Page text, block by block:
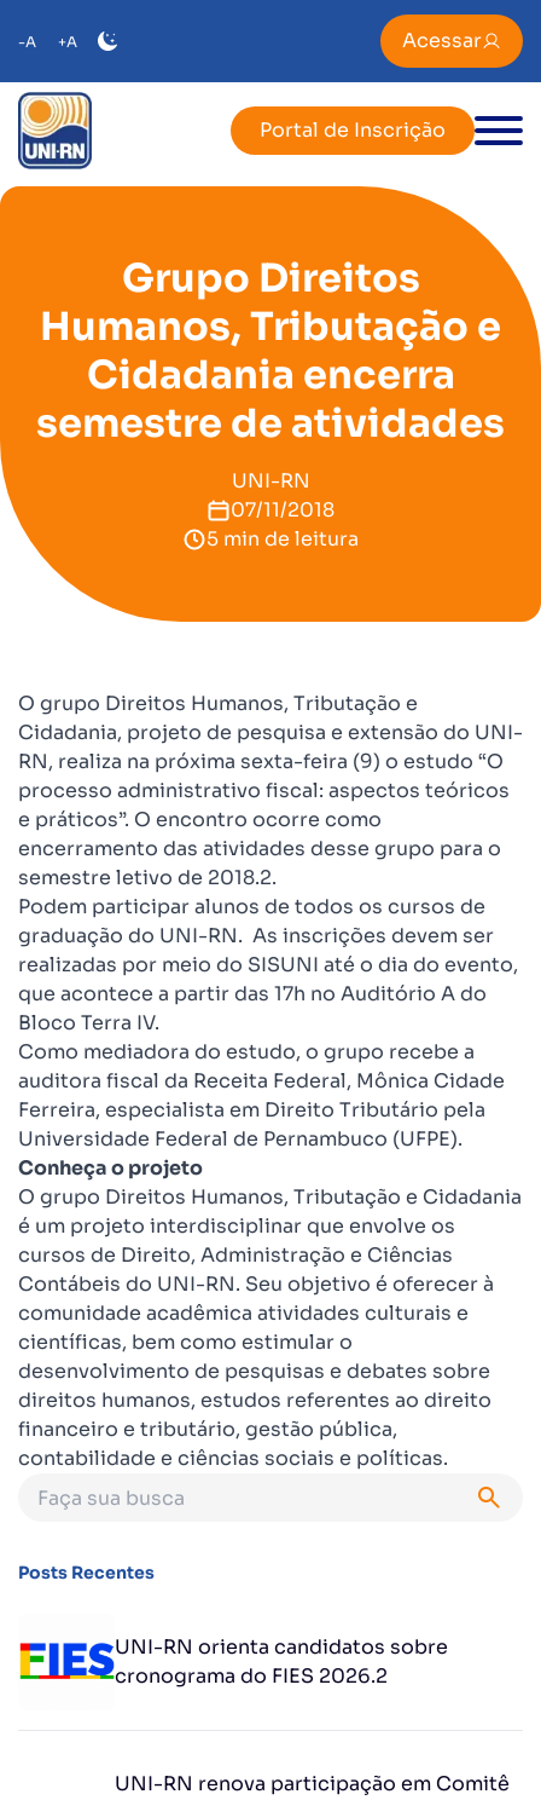
-A +A Acessar
Portal de Inscrição
Grupo Direitos
Humanos, Tributação e
Cidadania encerra
semestre de atividades
UNI-RN
07/11/2018
5 min de leitura
O grupo Direitos Humanos, Tributação e
Cidadania, projeto de pesquisa e extensão do UNI-
RN, realiza na próxima sexta-feira (9) o estudo “O
processo administrativo fiscal: aspectos teóricos
e práticos”. O encontro ocorre como
encerramento das atividades desse grupo para o
semestre letivo de 2018.2.
Podem participar alunos de todos os cursos de
graduação do UNI-RN. As inscrições devem ser
realizadas por meio do SISUNI até o dia do evento,
que acontece a partir das 17h no Auditório A do
Bloco Terra IV.
Como mediadora do estudo, o grupo recebe a
auditora fiscal da Receita Federal, Mônica Cidade
Ferreira, especialista em Direito Tributário pela
Universidade Federal de Pernambuco (UFPE).
Conheça o projeto
O grupo Direitos Humanos, Tributação e Cidadania
é um projeto interdisciplinar que envolve os
cursos de Direito, Administração e Ciências
Contábeis do UNI-RN. Seu objetivo é oferecer à
comunidade acadêmica atividades culturais e
científicas, bem como estimular o
desenvolvimento de pesquisas e debates sobre
direitos humanos, estudos referentes ao direito
financeiro e tributário, gestão pública,
contabilidade e ciências sociais e políticas.
Posts Recentes
UNI-RN orienta candidatos sobre
cronograma do FIES 2026.2
UNI-RN renova participação em Comitê